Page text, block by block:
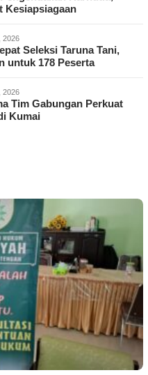
Kesiapsiagaan
2026
Seleksi Taruna Tani,
untuk 178 Peserta
2026
Tim Gabungan Perkuat
Kumai